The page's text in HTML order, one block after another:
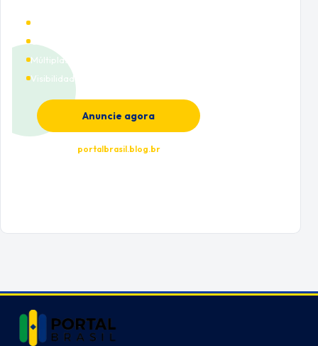
Múltiplas categorias
Visibilidade premium
Anuncie agora
portalbrasil.blog.br